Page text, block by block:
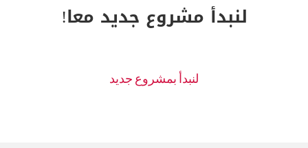
لنبدأ مشروع جديد معا!